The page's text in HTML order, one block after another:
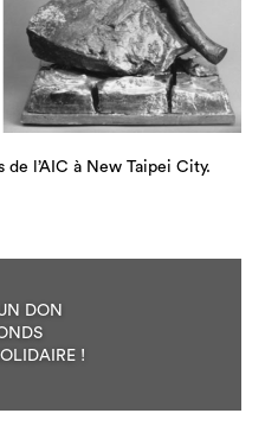
l’AIC à New Taipei City.
DON
!